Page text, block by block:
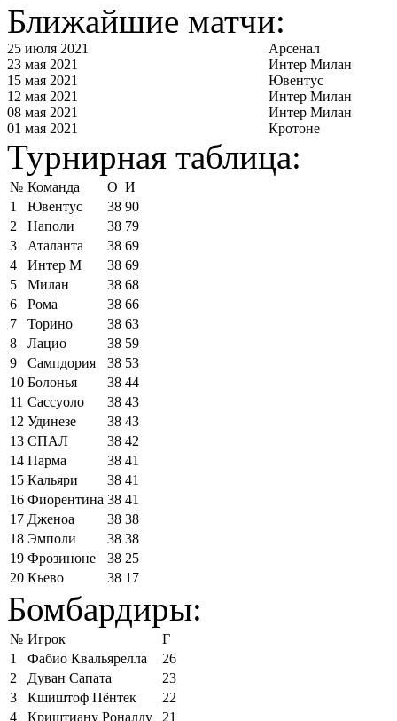
Ближайшие матчи:
25 июля 2021
Арсенал
23 мая 2021
Интер Милан
15 мая 2021
Ювентус
12 мая 2021
Интер Милан
08 мая 2021
Интер Милан
01 мая 2021
Кротоне
Турнирная таблица:
№ Команда О И
1
Ювентус 38 90
2
Наполи 38 79
3
Аталанта 38 69
4
Интер М 38 69
5
Милан 38 68
6
Рома 38 66
7
Торино 38 63
8
Лацио 38 59
9
Сампдория 38 53
10 Болонья 38 44
11 Сассуоло 38 43
12 Удинезе 38 43
13 СПАЛ 38 42
14 Парма 38 41
15 Кальяри 38 41
16 Фиорентина 38 41
17 Дженоа 38 38
18 Эмполи 38 38
19 Фрозиноне 38 25
20 Кьево 38 17
Бомбардиры:
№ Игрок
Г
1
Фабио Квальярелла
26
2
Дуван Сапата
23
3
Кшиштоф Пёнтек
22
4
Криштиану Роналду
21